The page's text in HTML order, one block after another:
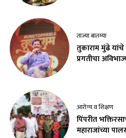
ताज्या बातम्या
तुकाराम मुंढे
प्रगतीचा
आरोग्य व शिक्षण
पिंपरीत
महाराजांच्या